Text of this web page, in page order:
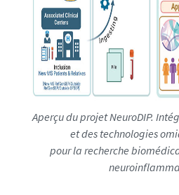
Aperçu du projet NeuroDIP.
et des technologies
pour la recherche